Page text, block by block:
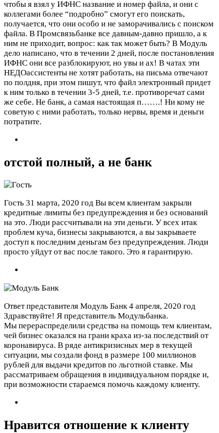
чтобы я взял у ИФНС название и номер файла, и они с
коллегами более “подробно” смогут его поискать,
получается, что они особо и не заморачивались с поиском
файла. В Промсвязьбанке все давным-давно пришло, а к
ним не приходит, вопрос: как так может быть? В Модуль
дело написано, что в течении 2 дней, после постановления
ИФНС они все разблокируют, но увы и ах! В чатах эти
НЕДОассистенты не хотят работать, на письма отвечают
по полдня, при этом пишут, что файл электронный придет
к ним только в течении 3-5 дней, т.е. противоречат сами
же себе. Не банк, а самая настоящая п…….! Ни кому не
советую с ними работать, только нервы, время и деньги
потратите.
отстой полный, а не банк
Гость 31 марта, 2020 год Вы всем клиентам закрыли
кредитные лимиты без предупреждения и без оснований
на это. Люди рассчитывали на эти деньги. У всех итак
проблем куча, бизнесы закрываются, а вы закрываете
доступ к последним деньгам без предупреждения. Люди
просто уйдут от вас после такого. Это я гарантирую.
Ответ представителя Модуль Банк4 апреля, 2020 год
Здравствуйте! Я представитель Модульбанка.
Мы перераспределили средства на помощь тем клиентам,
чей бизнес оказался на грани краха из-за последствий от
коронавируса. В ряде антикризисных мер в текущей
ситуации, мы создали фонд в размере 100 миллионов
рублей для выдачи кредитов по льготной ставке. Мы
рассматриваем обращения в индивидуальном порядке и,
при возможности стараемся помочь каждому клиенту.
Нравится отношение к клиенту